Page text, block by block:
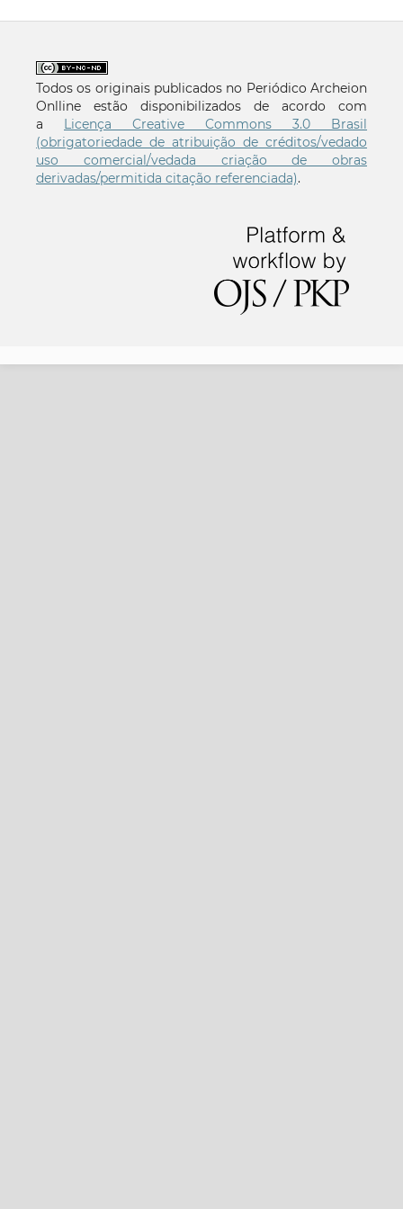
Todos os originais publicados no Periódico Archeion
Onlline estão disponibilizados de acordo com
a Licença Creative Commons 3.0 Brasil
(obrigatoriedade de atribuição de créditos/vedado
uso comercial/vedada criação de obras
derivadas/permitida citação referenciada).